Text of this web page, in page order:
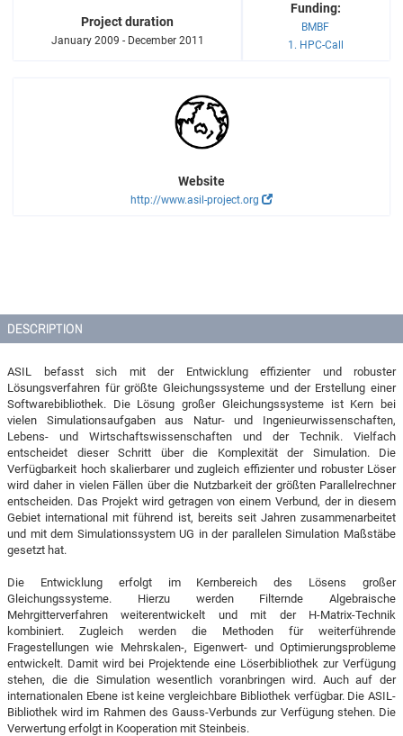
Project duration
January 2009 - December 2011
Funding:
BMBF
1. HPC-Call
Website
http://www.asil-project.org
DESCRIPTION
ASIL befasst sich mit der Entwicklung effizienter und robuster
Lösungsverfahren für größte Gleichungssysteme und der Erstellung einer
Softwarebibliothek. Die Lösung großer Gleichungssysteme ist Kern bei
vielen Simulationsaufgaben aus Natur- und Ingenieurwissenschaften,
Lebens- und Wirtschaftswissenschaften und der Technik. Vielfach
entscheidet dieser Schritt über die Komplexität der Simulation. Die
Verfügbarkeit hoch skalierbarer und zugleich effizienter und robuster Löser
wird daher in vielen Fällen über die Nutzbarkeit der größten Parallelrechner
entscheiden. Das Projekt wird getragen von einem Verbund, der in diesem
Gebiet international mit führend ist, bereits seit Jahren zusammenarbeitet
und mit dem Simulationssystem UG in der parallelen Simulation Maßstäbe
gesetzt hat.
Die Entwicklung erfolgt im Kernbereich des Lösens großer
Gleichungssysteme. Hierzu werden Filternde Algebraische
Mehrgitterverfahren weiterentwickelt und mit der H-Matrix-Technik
kombiniert. Zugleich werden die Methoden für weiterführende
Fragestellungen wie Mehrskalen-, Eigenwert- und Optimierungsprobleme
entwickelt. Damit wird bei Projektende eine Löserbibliothek zur Verfügung
stehen, die die Simulation wesentlich voranbringen wird. Auch auf der
internationalen Ebene ist keine vergleichbare Bibliothek verfügbar. Die ASIL-
Bibliothek wird im Rahmen des Gauss-Verbunds zur Verfügung stehen. Die
Verwertung erfolgt in Kooperation mit Steinbeis.